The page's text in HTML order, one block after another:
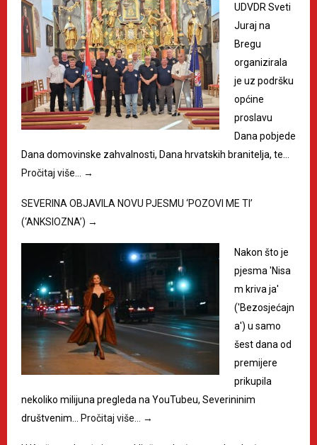
UDVDR Sveti
Juraj na
Bregu
organizirala
je uz podršku
općine
proslavu
Dana pobjede
Dana domovinske zahvalnosti, Dana hrvatskih branitelja, te…
Pročitaj više…
→
SEVERINA OBJAVILA NOVU PJESMU ‘POZOVI ME TI’
(‘ANKSIOZNA’) →
Nakon što je
pjesma 'Nisa
m kriva ja'
('Bezosjećajn
a') u samo
šest dana od
premijere
prikupila
nekoliko milijuna pregleda na YouTubeu, Severininim
društvenim…
Pročitaj više… →